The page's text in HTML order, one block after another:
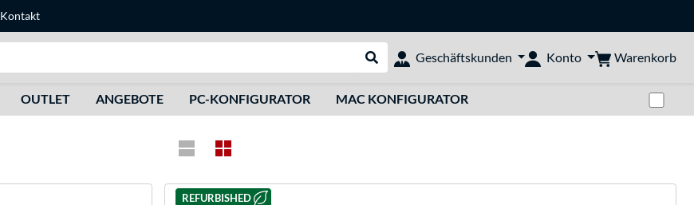
Kontakt
Suche durchführen
Geschäftskunden Konto Warenkorb
OUTLET ANGEBOTE PC-KONFIGURATOR MAC KONFIGURATOR
REFURBISHED